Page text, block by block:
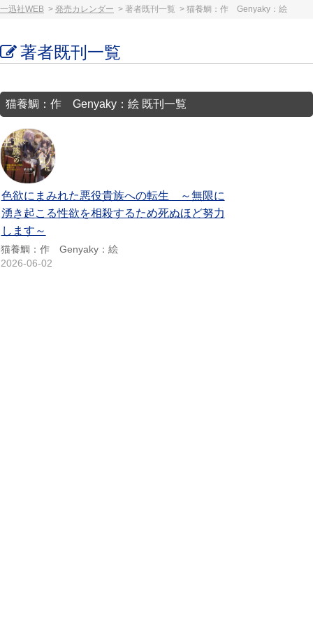
一迅社WEB 発売カレンダー 著者既刊一覧 猫養鯛：作 Genyaky：絵
著者既刊一覧
猫養鯛：作 Genyaky：絵 既刊一覧
色欲にまみれた悪役貴族への転生 ～無限に
湧き起こる性欲を相殺するため死ぬほど努力
します～
猫養鯛：作 Genyaky：絵
2026-06-02